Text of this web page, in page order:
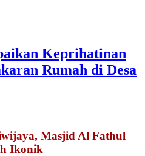
Keprihatinan
Rumah di Desa
Masjid Al Fathul
Ikonik